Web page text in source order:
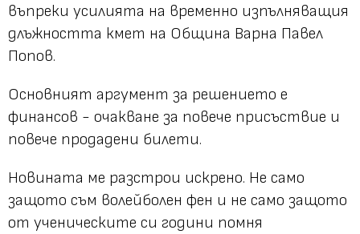
въпреки усилията на временно изпълняващия
длъжността кмет на Община Варна Павел
Попов.
Основният аргумент за решението е
финансов - очакване за повече присъствие и
повече продадени билети.
Новината ме разстрои искрено. Не само
защото съм волейболен фен и не само защото
от ученическите си години помня